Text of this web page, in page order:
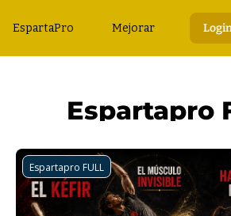
EspartaPro Mejorar
Espartapro
Espartapro FULL